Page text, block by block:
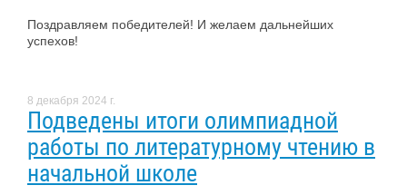
Поздравляем победителей! И желаем дальнейших
успехов!
8 декабря 2024 г.
Подведены итоги олимпиадной
работы по литературному чтению в
начальной школе